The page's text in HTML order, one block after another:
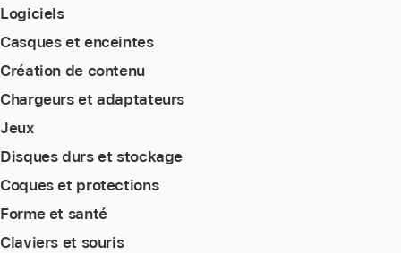
Logiciels
Casques et enceintes
Création de contenu
Chargeurs et adaptateurs
Jeux
Disques durs et stockage
Coques et protections
Forme et santé
Claviers et souris